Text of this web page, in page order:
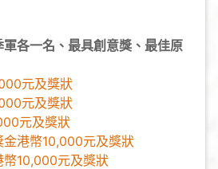
各一名、最具創意獎、最佳原
元及獎狀
元及獎狀
元及獎狀
港幣10,000元及獎狀
幣10,000元及獎狀